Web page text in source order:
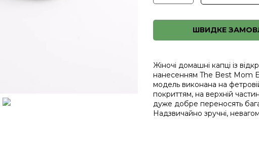
ШВИДКЕ
Жіночі домашні капці із
нанесенням The Best Mom
модель виконана на
покриттям, на верхній
дуже добре переносять
Надзвичайно зручні,